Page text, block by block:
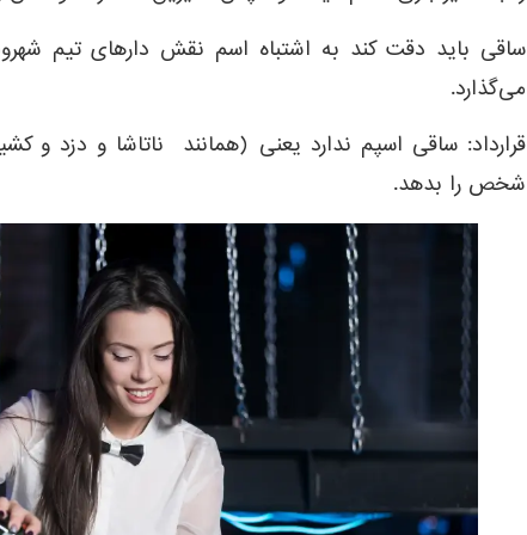
ساقی باید دقت کند به اشتباه اسم نقش دارهای تیم
می‌گذارد.
شخص را بدهد.